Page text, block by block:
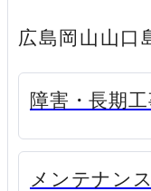
広島 岡山 山口
障害・長期
メンテナンス